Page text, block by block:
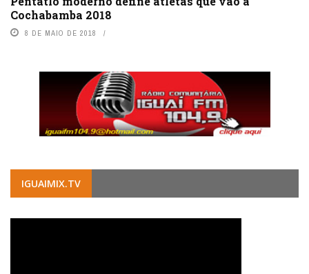
Cochabamba 2018
8 DE MAIO DE 2018
IGUAIMIX.TV